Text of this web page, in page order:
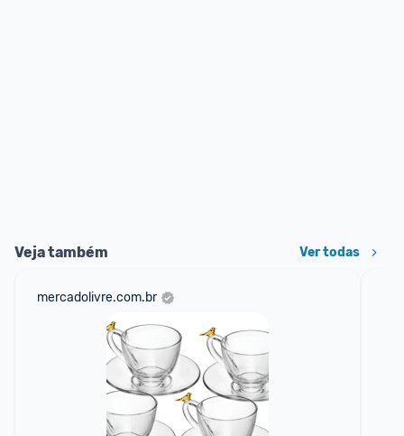
Veja também Ver todas
mercadolivre.com.br